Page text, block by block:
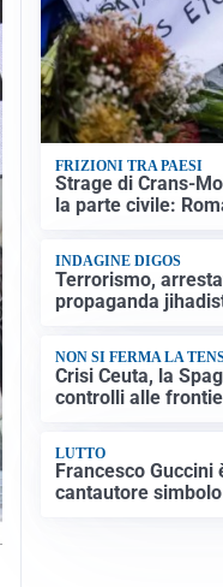
FRIZIONI TRA PAESI
Strage di Crans-
la parte civile:
INDAGINE DIGOS
Terrorismo,
propaganda
NON SI FERMA LA
Crisi Ceuta, la
controlli alle
LUTTO
Francesco
cantautore